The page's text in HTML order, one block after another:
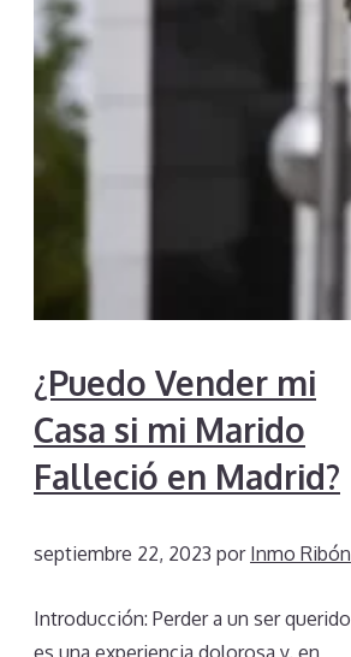
¿Puedo Vender mi
Casa si mi Marido
Falleció en Madrid?
septiembre 22, 2023 por Inmo Ribón
Introducción: Perder a un ser querido
es una experiencia dolorosa y, en